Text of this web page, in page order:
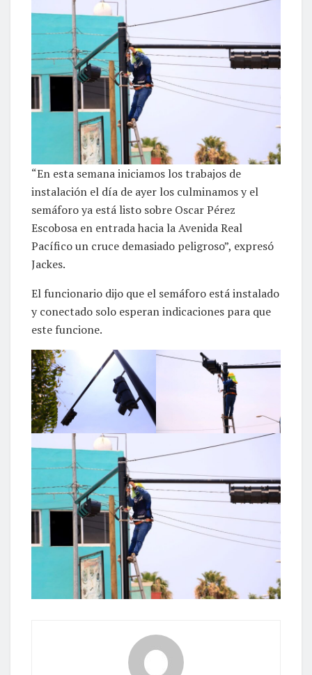
“En esta semana iniciamos los trabajos de
instalación el día de ayer los culminamos y el
semáforo ya está listo sobre Oscar Pérez
Escobosa en entrada hacia la Avenida Real
Pacífico un cruce demasiado peligroso”, expresó
Jackes.
El funcionario dijo que el semáforo está instalado
y conectado solo esperan indicaciones para que
este funcione.